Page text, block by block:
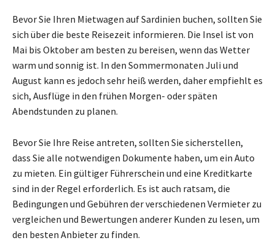
Bevor Sie Ihren Mietwagen auf Sardinien buchen, sollten Sie
sich über die beste Reisezeit informieren. Die Insel ist von
Mai bis Oktober am besten zu bereisen, wenn das Wetter
warm und sonnig ist. In den Sommermonaten Juli und
August kann es jedoch sehr heiß werden, daher empfiehlt es
sich, Ausflüge in den frühen Morgen- oder späten
Abendstunden zu planen.
Bevor Sie Ihre Reise antreten, sollten Sie sicherstellen,
dass Sie alle notwendigen Dokumente haben, um ein Auto
zu mieten. Ein gültiger Führerschein und eine Kreditkarte
sind in der Regel erforderlich. Es ist auch ratsam, die
Bedingungen und Gebühren der verschiedenen Vermieter zu
vergleichen und Bewertungen anderer Kunden zu lesen, um
den besten Anbieter zu finden.